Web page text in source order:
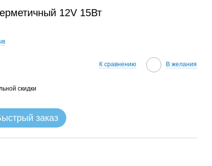
12V 15Вт
К сравнению В желания
скидки
заказ